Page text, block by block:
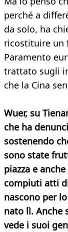
perché a
da solo, ha
ricostituire un
Paramento
trattato sugli
che la Cina
Wuer, su
che ha
sostenendo
sono state
piazza e
compiuti atti
nascono per
nato lì. Anche
vede i suoi